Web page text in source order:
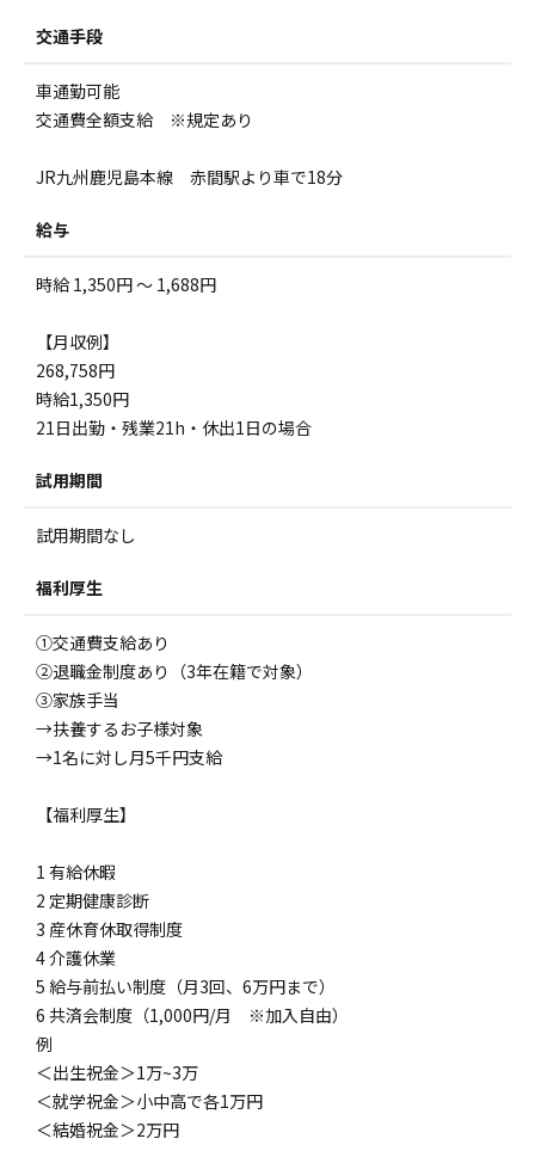
交通手段
車通勤可能
交通費全額支給 ※規定あり
JR九州鹿児島本線 赤間駅より車で18分
給与
時給 1,350円 ～ 1,688円
【月収例】
268,758円
時給1,350円
21日出勤・残業21h・休出1日の場合
試用期間
試用期間なし
福利厚生
①交通費支給あり
②退職金制度あり（3年在籍で対象）
③家族手当
→扶養するお子様対象
→1名に対し月5千円支給
【福利厚生】
1 有給休暇
2 定期健康診断
3 産休育休取得制度
4 介護休業
5 給与前払い制度（月3回、6万円まで）
6 共済会制度（1,000円/月 ※加入自由）
例
＜出生祝金＞1万~3万
＜就学祝金＞小中高で各1万円
＜結婚祝金＞2万円